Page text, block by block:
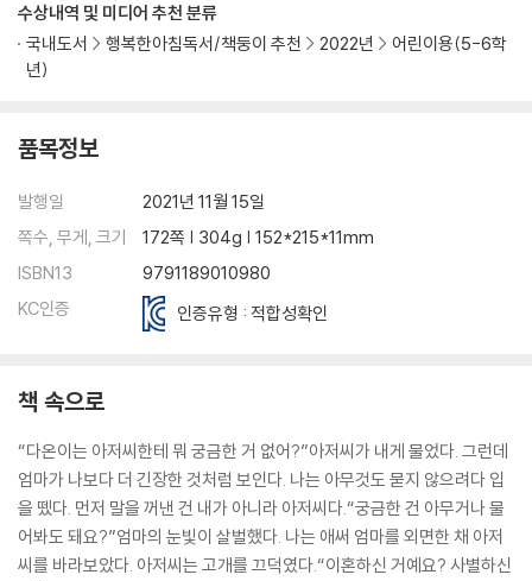
수상내역 및 미디어 추천 분류
국내도서
행복한아침독서/책둥이 추천 2022년
어린이용(5-6학
년)
품목정보
발행일
2021년 11월 15일
쪽수, 무게, 크기
172쪽 | 304g | 152*215*11mm
ISBN13
9791189010980
KC인증
인증유형 : 적합성확인
책 속으로
“다온이는 아저씨한테 뭐 궁금한 거 없어?”아저씨가 내게 물었다. 그런데
엄마가 나보다 더 긴장한 것처럼 보인다. 나는 아무것도 묻지 않으려다 입
을 뗐다. 먼저 말을 꺼낸 건 내가 아니라 아저씨다.“궁금한 건 아무거나 물
어봐도 돼요?”엄마의 눈빛이 살벌했다. 나는 애써 엄마를 외면한 채 아저
씨를 바라보았다. 아저씨는 고개를 끄덕였다.“이혼하신 거예요? 사별하신